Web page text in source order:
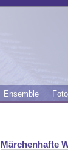
Ensemble
Märchenhafte